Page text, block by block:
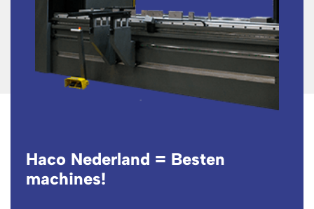
Haco Nederland = Besten
machines!